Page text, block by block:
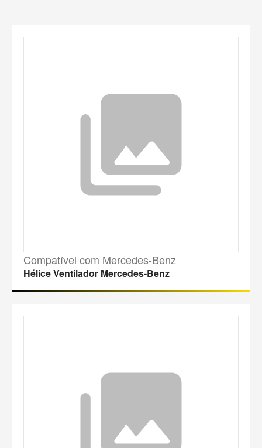
Compatível com Mercedes-Benz
Hélice Ventilador Mercedes-Benz